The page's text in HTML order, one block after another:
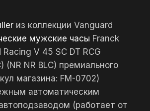
из коллекции Vanguard
мужские часы Franck
V 45 SC DT RCG
(NR NR BLC) премиального
магазина: FM-0702)
автоматическим
(работает от